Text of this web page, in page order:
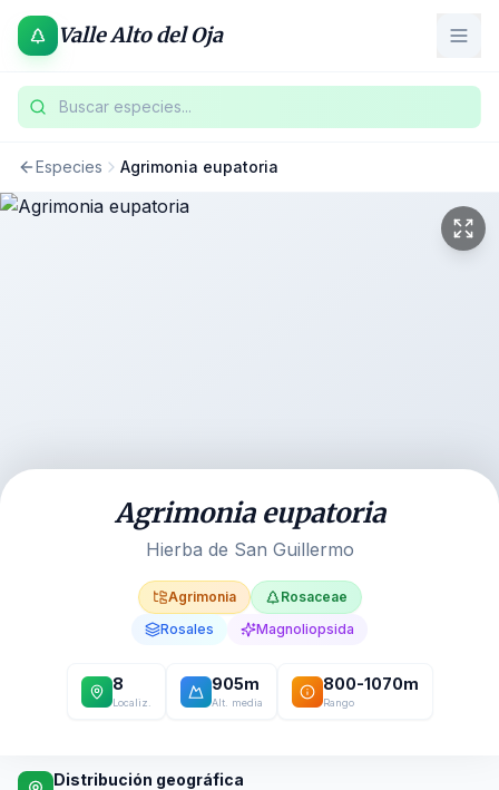
Valle Alto del Oja
Buscar especies...
Especies Agrimonia eupatoria
Agrimonia eupatoria
Hierba de San Guillermo
Agrimonia
Rosaceae
Rosales
Magnoliopsida
8
Localiz.
905m
Alt. media
800-1070m
Rango
Distribución geográfica